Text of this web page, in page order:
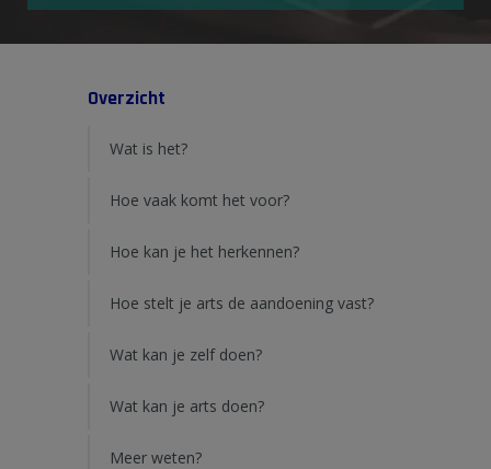
Overzicht
Wat is het?
Hoe vaak komt het voor?
Hoe kan je het herkennen?
Hoe stelt je arts de aandoening vast?
Wat kan je zelf doen?
Wat kan je arts doen?
Meer weten?